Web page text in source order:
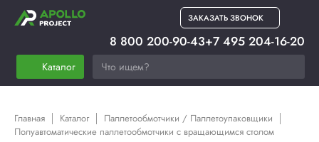
ЗАКАЗАТЬ ЗВОНОК
Каталог
8 800 200-90-43+7 495 204-16-20
Главная Каталог
Паллетообмотчики / Паллетоупаковщики
Полуавтоматические паллетообмотчики с вращающимся столом